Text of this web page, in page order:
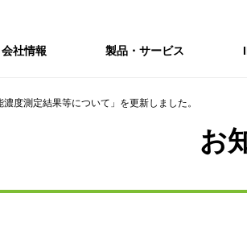
会社情報
事業紹介・研究開発
製品・サービス
統合報告書
マテリアリティ・SDGs
インターンシップ（全
濃度測定結果等について」を更新しました。
お